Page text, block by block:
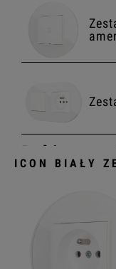
Dobierz
ICON BIAŁY